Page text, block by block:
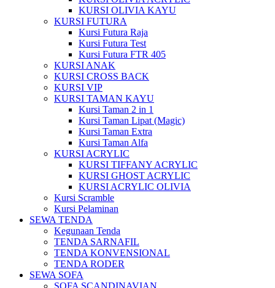
KURSI OLIVIA KAYU
KURSI FUTURA
Kursi Futura Raja
Kursi Futura Test
Kursi Futura FTR 405
KURSI ANAK
KURSI CROSS BACK
KURSI VIP
KURSI TAMAN KAYU
Kursi Taman 2 in 1
Kursi Taman Lipat (Magic)
Kursi Taman Extra
Kursi Taman Alfa
KURSI ACRYLIC
KURSI TIFFANY ACRYLIC
KURSI GHOST ACRYLIC
KURSI ACRYLIC OLIVIA
Kursi Scramble
Kursi Pelaminan
SEWA TENDA
Kegunaan Tenda
TENDA SARNAFIL
TENDA KONVENSIONAL
TENDA RODER
SEWA SOFA
SOFA SCANDINAVIAN